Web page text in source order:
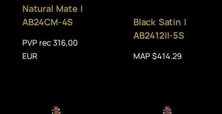
Natural Mate |
AB24CM-4S
PVP rec 316,00
EUR
Black Satin |
AB2412II-5S
MAP $414.29